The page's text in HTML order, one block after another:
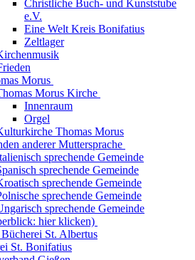
Christliche Buch- und Kunststube
e.V.
Eine Welt Kreis Bonifatius
Zeltlager
Morus
Morus Kirche
Innenraum
Orgel
Thomas Morus
anderer Muttersprache
sprechende Gemeinde
sprechende Gemeinde
sprechende Gemeinde
sprechende Gemeinde
sprechende Gemeinde
hier klicken)
St. Albertus
St. Bonifatius